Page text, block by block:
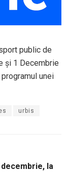
public de
și 1 Decembrie
unei
urbis
la